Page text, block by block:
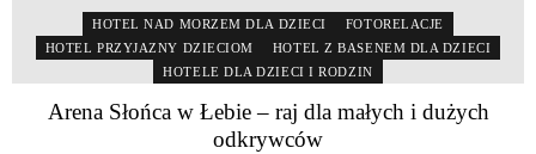
HOTEL NAD MORZEM DLA DZIECI
FOTORELACJE
HOTEL PRZYJAZNY DZIECIOM
HOTEL Z BASENEM DLA DZIECI
HOTELE DLA DZIECI I RODZIN
Arena Słońca w Łebie – raj dla małych i dużych
odkrywców